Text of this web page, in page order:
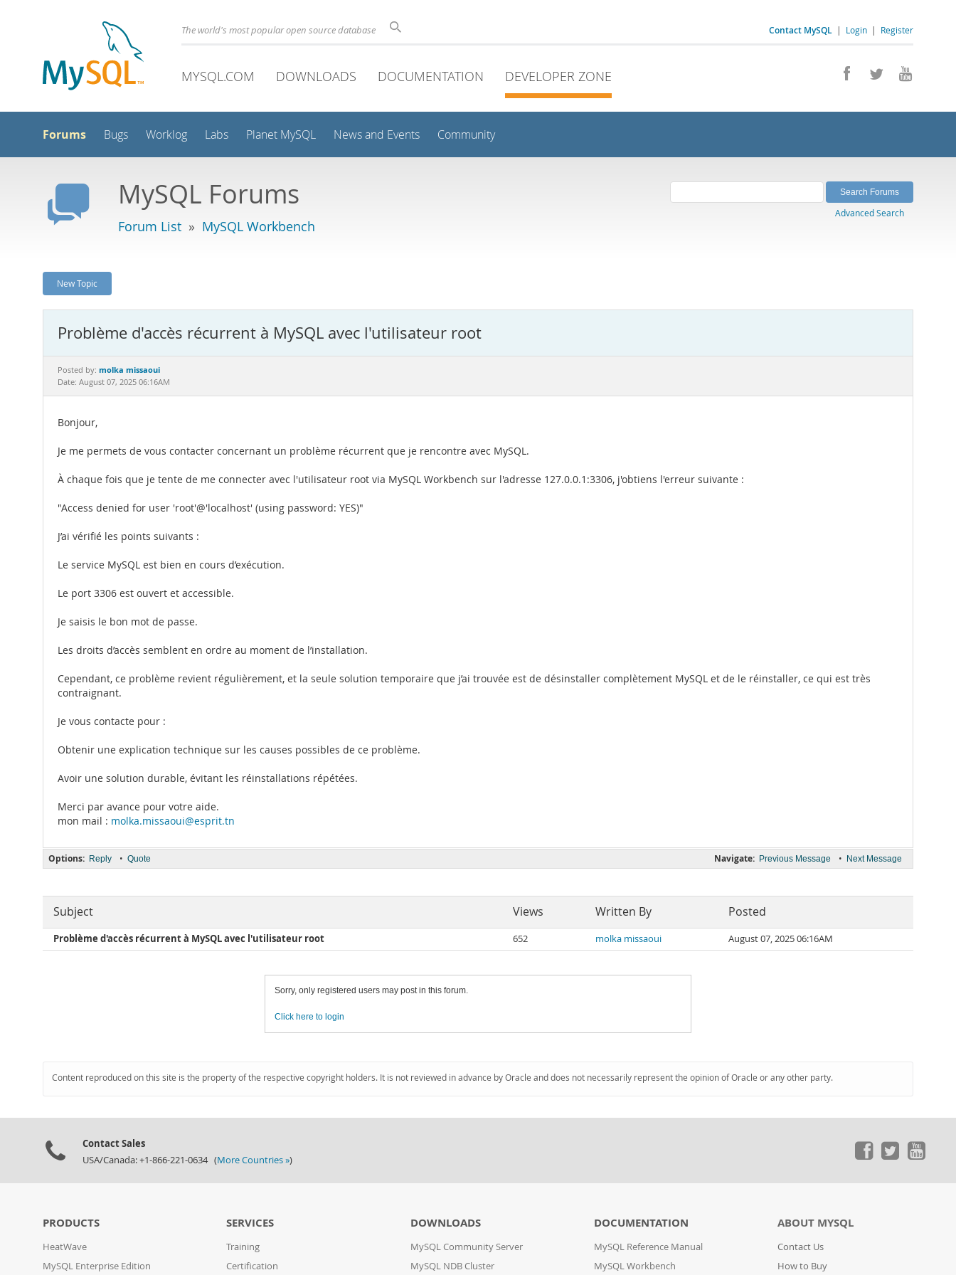
Contact MySQL | Login | Register
The world's most popular open source database
MYSQL.COM DOWNLOADS DOCUMENTATION DEVELOPER ZONE
Forums Bugs Worklog Labs Planet MySQL News and Events Community
MySQL Forums
Forum List » MySQL Workbench
Advanced Search
New Topic
Problème d'accès récurrent à MySQL avec l'utilisateur root
Posted by: molka missaoui
Date: August 07, 2025 06:16AM
Bonjour,
Je me permets de vous contacter concernant un problème récurrent que je rencontre avec MySQL.
À chaque fois que je tente de me connecter avec l'utilisateur root via MySQL Workbench sur l'adresse 127.0.0.1:3306, j'obtiens l'erreur suivante :
"Access denied for user 'root'@'localhost' (using password: YES)"
J’ai vérifié les points suivants :
Le service MySQL est bien en cours d’exécution.
Le port 3306 est ouvert et accessible.
Je saisis le bon mot de passe.
Les droits d’accès semblent en ordre au moment de l’installation.
Cependant, ce problème revient régulièrement, et la seule solution temporaire que j’ai trouvée est de désinstaller complètement MySQL et de le réinstaller, ce qui est très
contraignant.
Je vous contacte pour :
Obtenir une explication technique sur les causes possibles de ce problème.
Avoir une solution durable, évitant les réinstallations répétées.
Merci par avance pour votre aide.
mon mail : molka.missaoui@esprit.tn
Navigate: Previous Message • Next Message
Options: Reply • Quote
Subject Views Written By Posted
Problème d'accès récurrent à MySQL avec l'utilisateur root 652 molka missaoui August 07, 2025 06:16AM
Sorry, only registered users may post in this forum.
Click here to login
Content reproduced on this site is the property of the respective copyright holders. It is not reviewed in advance by Oracle and does not necessarily represent the opinion of Oracle or any other party.
Contact Sales
USA/Canada: +1-866-221-0634 (More Countries »)
PRODUCTS
HeatWave
MySQL Enterprise Edition
SERVICES
Training
Certification
DOWNLOADS
MySQL Community Server
MySQL NDB Cluster
DOCUMENTATION
MySQL Reference Manual
MySQL Workbench
ABOUT MYSQL
Contact Us
How to Buy